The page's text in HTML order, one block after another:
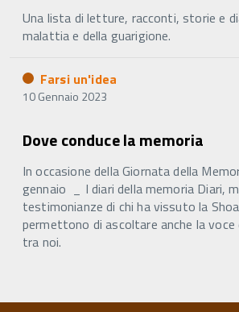
Una lista di letture, racconti, storie e
malattia e della guarigione.
Farsi un'idea
10 Gennaio 2023
Dove conduce la memoria
In occasione della Giornata della
gennaio _ I diari della memoria Diari,
testimonianze di chi ha vissuto la
permettono di ascoltare anche la voce
tra noi.